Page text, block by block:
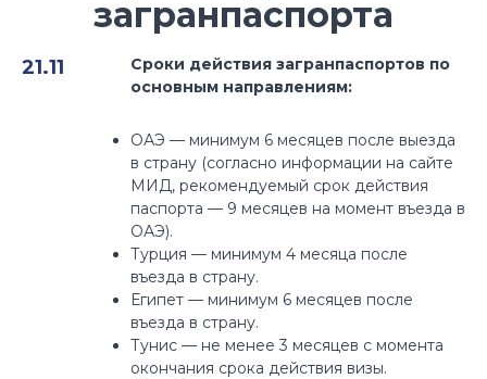
загранпаспорта
21.11
Сроки действия загранпаспортов по
основным направлениям:⁣⁣⠀
ОАЭ — минимум 6 месяцев после выезда
в страну (согласно информации на сайте
МИД, рекомендуемый срок действия
паспорта — 9 месяцев на момент въезда в
ОАЭ).⁣⁣⠀
⁣⁣Турция — минимум 4 месяца после
въезда в страну.⁣⁣⠀
Египет — минимум 6 месяцев после
въезда в страну.⁣⁣⠀
⁣⁣Тунис — не менее 3 месяцев с момента
окончания срока действия визы.⁣⁣⠀